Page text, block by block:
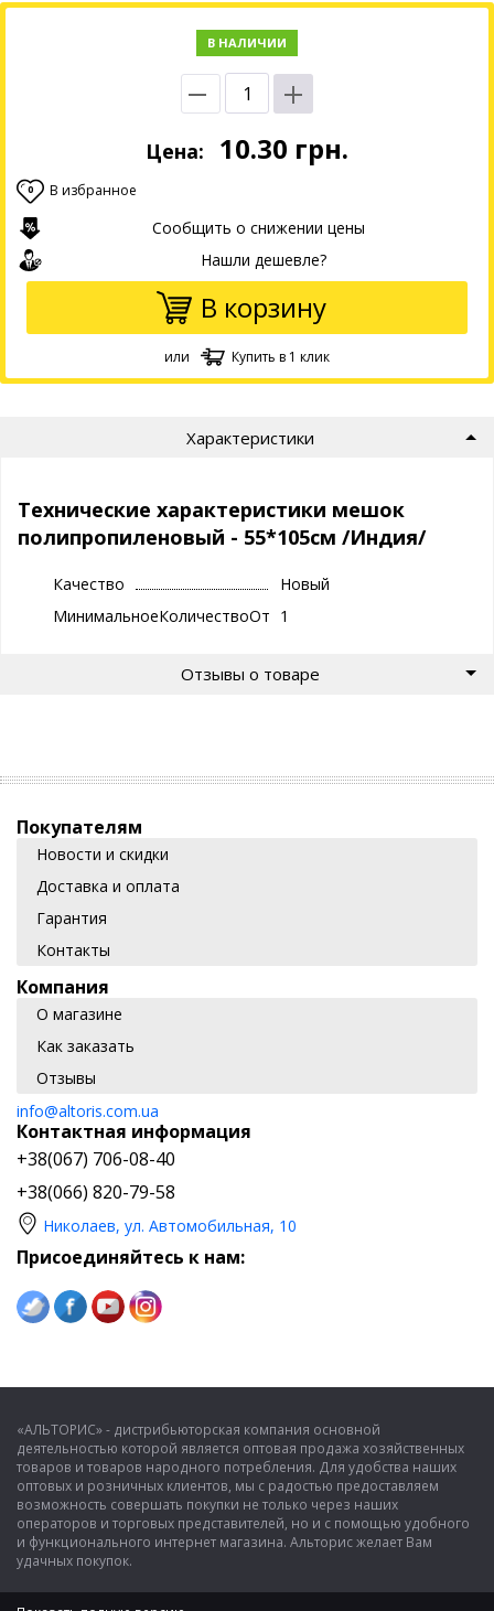
В НАЛИЧИИ
Цена: 10.30 грн.
0 В избранное
Сообщить о снижении цены
Нашли дешевле?
В корзину
или Купить в 1 клик
Характеристики
Технические характеристики мешок
полипропиленовый - 55*105см /Индия/
Качество
Новый
МинимальноеКоличествоОтгрузки
1
Отзывы о товаре
Покупателям
Новости и скидки
Доставка и оплата
Гарантия
Контакты
Компания
О магазине
Как заказать
Отзывы
info@altoris.com.ua
Контактная информация
+38(067) 706-08-40
+38(066) 820-79-58
Николаев, ул. Автомобильная, 10
Присоединяйтесь к нам:
«АЛЬТОРИС» - дистрибьюторская компания основной
деятельностью которой является оптовая продажа хозяйственных
товаров и товаров народного потребления. Для удобства наших
оптовых и розничных клиентов, мы с радостью предоставляем
возможность совершать покупки не только через наших
операторов и торговых представителей, но и с помощью удобного
и функционального интернет магазина. Альторис желает Вам
удачных покупок.